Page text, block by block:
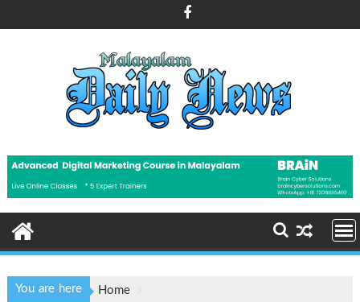
to
You are here
Home